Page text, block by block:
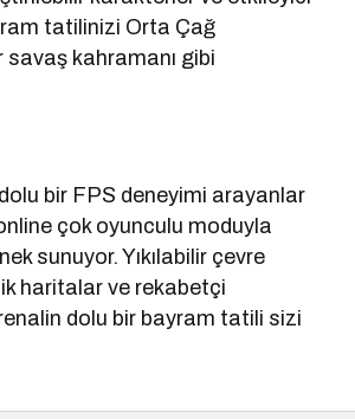
tatilinizi Orta Çağ
kahramanı gibi
dolu bir FPS deneyimi arayanlar
çok oyunculu moduyla
sunuyor. Yıkılabilir çevre
haritalar ve rekabetçi
dolu bir bayram tatili sizi